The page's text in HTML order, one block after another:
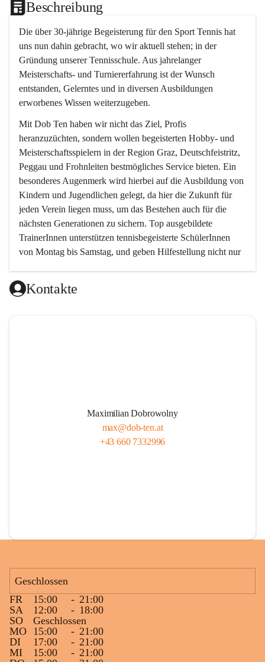
Beschreibung
Die über 30-jährige Begeisterung für den Sport Tennis hat
uns nun dahin gebracht, wo wir aktuell stehen; in der
Gründung unserer Tennisschule. Aus jahrelanger
Meisterschafts- und Turniererfahrung ist der Wunsch
entstanden, Gelerntes und in diversen Ausbildungen
erworbenes Wissen weiterzugeben.
Mit Dob Ten haben wir nicht das Ziel, Profis
heranzuzüchten, sondern wollen begeisterten Hobby- und
Meisterschaftsspielern in der Region Graz, Deutschfeistritz,
Peggau und Frohnleiten bestmögliches Service bieten. Ein
besonderes Augenmerk wird hierbei auf die Ausbildung von
Kindern und Jugendlichen gelegt, da hier die Zukunft für
jeden Verein liegen muss, um das Bestehen auch für die
nächsten Generationen zu sichern. Top ausgebildete
TrainerInnen unterstützen tennisbegeisterte SchülerInnen
von Montag bis Samstag, und geben Hilfestellung nicht nur
Da das taktische Element im Tennis von sehr vielen
Kontakte
Maximilian Dobrowolny
max@dob-ten.at
+43 660 7332996
Geschlossen
FR
15:00 - 21:00
SA
12:00 - 18:00
SO
Geschlossen
MO 15:00 - 21:00
DI
17:00 - 21:00
MI
15:00 - 21:00